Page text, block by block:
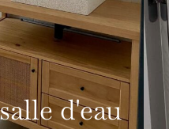
d'eau